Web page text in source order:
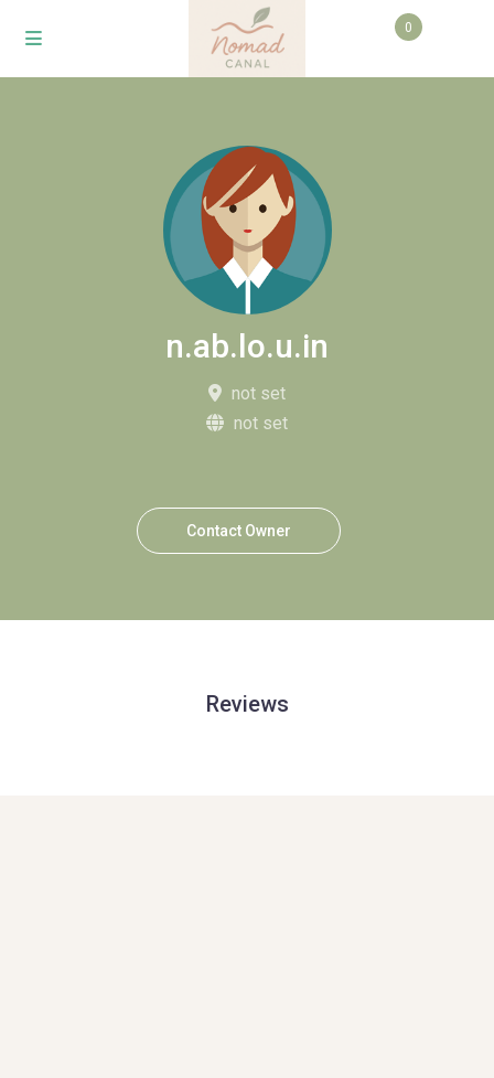
0
n.ab.lo.u.in
not set
not set
Contact Owner
Reviews